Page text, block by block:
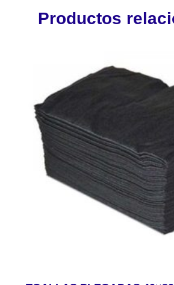
Productos